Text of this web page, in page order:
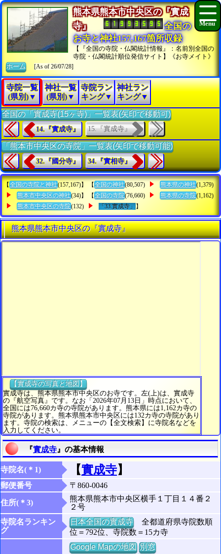
熊本県熊本市中央区の『實成
寺』
全国の
お寺と神社157,167箇所収録
【『全国の寺院・仏閣統計情報』：名前別全国の
寺院・仏閣統計順位発信サイト】《お寺メイト》
ホーム
[As of 26/07/28]
寺院一覧
(県別)▼
神社一覧
(県別)▼
寺院ラン
キング▼
神社ラン
キング▼
全国の「實成寺(15ヶ寺)」一覧表(矢印で移動可)
14.『實成寺』 15.『實成寺』
「熊本市中央区の寺院」一覧表(矢印で移動可能)
32.『國分寺』 34.『實相寺』
【 全国の寺院と神社(157,167)】 【 全国の神社(80,507) 熊本県の神社(1,379)
熊本市中央区の神社(34)】 【 全国の寺院(76,660) 熊本県の寺院(1,162)
熊本市中央区の寺院(132) 「33.實成寺」 】
熊本県熊本市中央区の『實成寺』
【實成寺の写真と地図】
實成寺は、熊本県熊本市中央区のお寺です。左(上)は、實成寺
の『航空写真』です。なお「2026年07月13日」時点において、
全国には76,660カ寺の寺院があります。熊本県には1,162カ寺の
寺院があります。熊本県熊本市中央区には132カ寺の寺院があり
ます。寺院の検索は、メニューの【全文検索】に寺院名などを
入力してください。
『實成寺 』の基本情報
寺院名(＊1) 【實成寺】
郵便番号 〒860-0046
住所(＊3)
熊本県熊本市中央区横手１丁目１４番２
２号
寺院名ランキン
グ
日本全国の實成寺全都道府県寺院数順
位＝792位、寺院数＝15カ寺
Google Mapの地図 別窓